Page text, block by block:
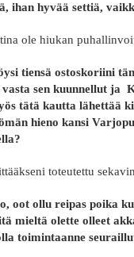
ihan hyvää settiä,
ole hiukan
tiensä ostoskoriini
sen kuunnellut ja
tätä kautta lähettää
hieno kansi
toteutettu
oot ollu reipas poika
mieltä olette olleet
toimintaanne